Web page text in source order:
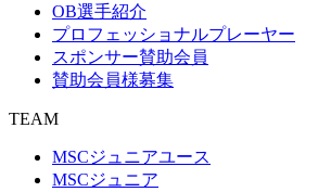
OB選手紹介
プロフェッショナルプレーヤー
スポンサー賛助会員
賛助会員様募集
TEAM
MSCジュニアユース
MSCジュニア